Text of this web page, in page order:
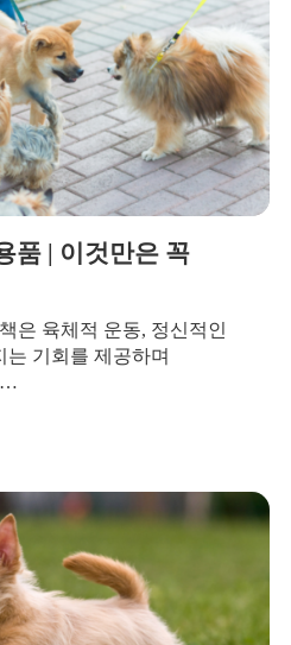
품 | 이것만은 꼭
은 육체적 운동, 정신적인
는 기회를 제공하며
…